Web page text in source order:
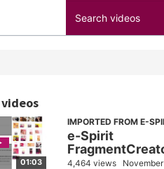
01:03
IMPORTED FROM E-
e-Spirit
4,464 views